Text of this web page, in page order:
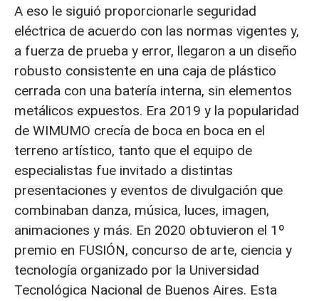
A eso le siguió proporcionarle seguridad
eléctrica de acuerdo con las normas vigentes y,
a fuerza de prueba y error, llegaron a un diseño
robusto consistente en una caja de plástico
cerrada con una batería interna, sin elementos
metálicos expuestos. Era 2019 y la popularidad
de WIMUMO crecía de boca en boca en el
terreno artístico, tanto que el equipo de
especialistas fue invitado a distintas
presentaciones y eventos de divulgación que
combinaban danza, música, luces, imagen,
animaciones y más. En 2020 obtuvieron el 1º
premio en FUSIÓN, concurso de arte, ciencia y
tecnología organizado por la Universidad
Tecnológica Nacional de Buenos Aires. Esta